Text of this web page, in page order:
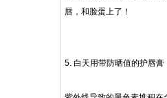
唇，和脸蛋上了！
5. 白天用带防晒值的护唇膏